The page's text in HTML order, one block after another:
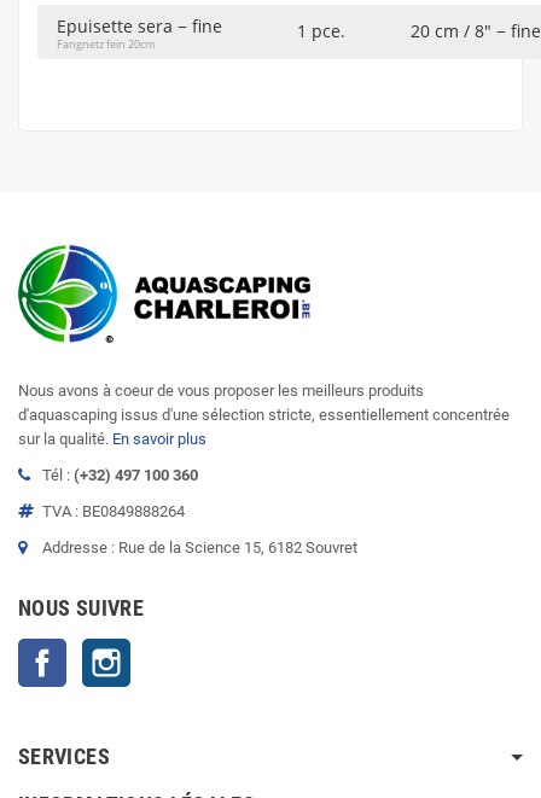
Epuisette sera − fine
Fangnetz fein 20cm
1 pce. 20 cm / 8" − fine
Nous avons à coeur de vous proposer les meilleurs produits
d'aquascaping issus d'une sélection stricte, essentiellement concentrée
sur la qualité. En savoir plus
Tél : (+32) 497 100 360
TVA : BE0849888264
Addresse : Rue de la Science 15, 6182 Souvret
NOUS SUIVRE
Facebook
SERVICES